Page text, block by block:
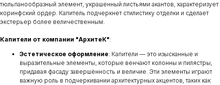
тюльпанообразный элемент, украшенный листьями акантов, характеризует
коринфский ордер. Капитель подчеркнет стилистику отделки и сделает
экстерьер более величественным.
Капители от компании "АрхитеК":
Эстетическое оформление: Капители — это изысканные и
выразительные элементы, которые венчают колонны и пилястры,
придавая фасаду завершённость и величие. Эти элементы играют
важную роль в подчеркивании архитектурных акцентов, таких как